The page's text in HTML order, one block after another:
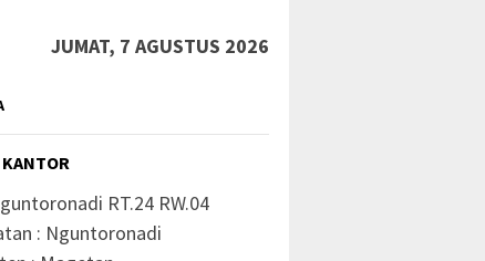
JUMAT, 7 AGUSTUS 2026
RT.24 RW.04
: Nguntoronadi